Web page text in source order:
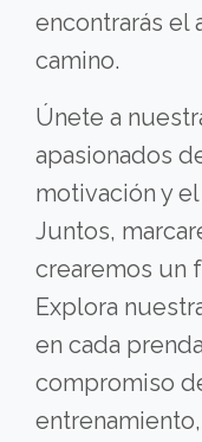
encontrarás el
camino.
Únete a
apasionados
motivación y
Juntos,
crearemos un
Explora
en cada
compromiso